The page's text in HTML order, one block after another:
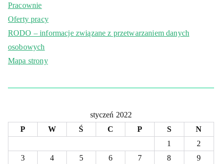
Pracownie
Oferty pracy
RODO – informacje związane z przetwarzaniem danych
osobowych
Mapa strony
styczeń 2022
P
W Ś C P S
N
1
2
3
4 5 6 7 8
9